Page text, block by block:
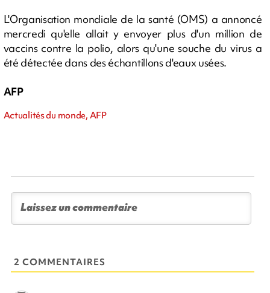
L'Organisation mondiale de la santé (OMS) a annoncé
mercredi qu'elle allait y envoyer plus d'un million de
vaccins contre la polio, alors qu'une souche du virus a
été détectée dans des échantillons d'eaux usées.
AFP
Actualités du monde, AFP
2 COMMENTAIRES